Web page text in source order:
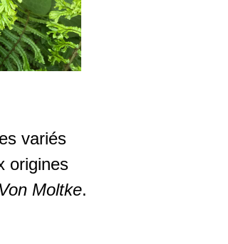
variés
origines
Von Moltke.